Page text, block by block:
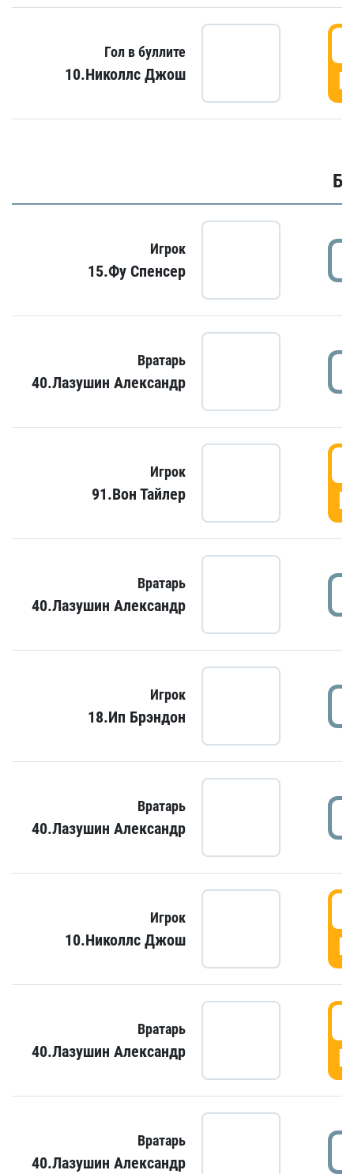
Гол в буллите
10.Николлс Джош
Игрок
15.Фу Спенсер
Вратарь
40.Лазушин Александр
Игрок
91.Вон Тайлер
Вратарь
40.Лазушин Александр
Игрок
18.Ип Брэндон
Вратарь
40.Лазушин Александр
Игрок
10.Николлс Джош
Вратарь
40.Лазушин Александр
Вратарь
40.Лазушин Александр